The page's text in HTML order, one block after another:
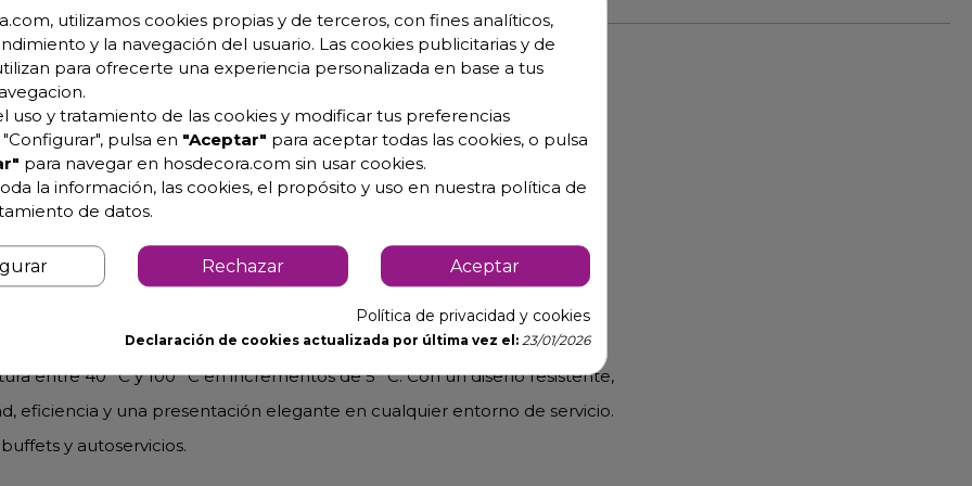
uniforme.
y fácil de limpiar.
de servicio.
cm) mantiene los alimentos a la temperatura ideal en buffets,
de superficie completa asegura un calentamiento uniforme,
entre 40 °C y 100 °C en incrementos de 5 °C. Con un diseño resistente,
eficiencia y una presentación elegante en cualquier entorno de servicio.
y autoservicios.
utilizamos cookies propias y de terceros, con fines analíticos,
y la navegación del usuario. Las cookies publicitarias y de
para ofrecerte una experiencia personalizada en base a tus
uso y tratamiento de las cookies y modificar tus preferencias
pulsa en "Aceptar" para aceptar todas las cookies, o pulsa
para navegar en hosdecora.com sin usar cookies.
la información, las cookies, el propósito y uso en nuestra política de
de datos.
Rechazar Aceptar
Política de privacidad y cookies
Declaración de cookies actualizada por última vez el: 23/01/2026